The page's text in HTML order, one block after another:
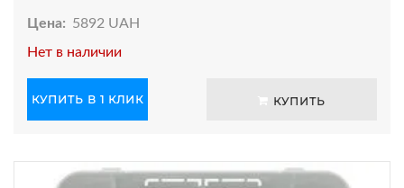
Цена: 5892 UAH
Нет в наличии
КУПИТЬ В 1 КЛИК КУПИТЬ